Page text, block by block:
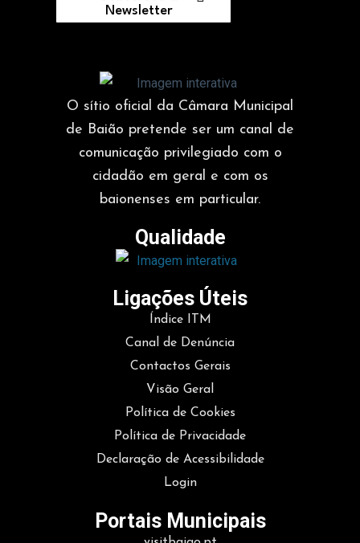
Newsletter
O sítio oficial da Câmara Municipal
de Baião pretende ser um canal de
comunicação privilegiado com o
cidadão em geral e com os
baionenses em particular.
Qualidade
Ligações Úteis
Índice ITM
Canal de Denúncia
Contactos Gerais
Visão Geral
Política de Cookies
Política de Privacidade
Declaração de Acessibilidade
Login
Portais Municipais